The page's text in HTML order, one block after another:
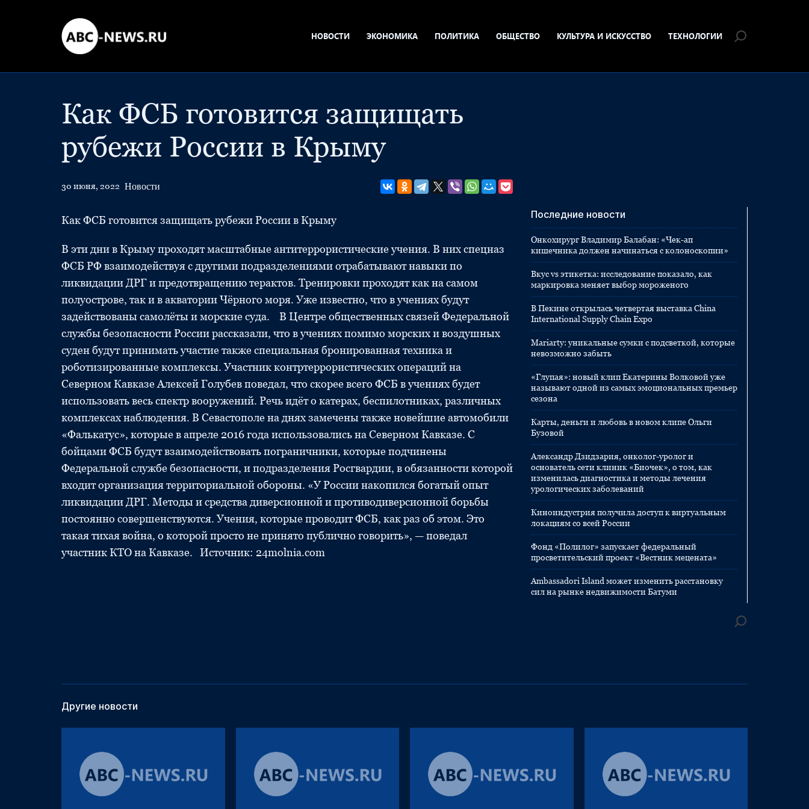
НОВОСТИ ЭКОНОМИКА ПОЛИТИКА ОБЩЕСТВО КУЛЬТУРА И ИСКУССТВО ТЕХНОЛОГИИ
Как ФСБ готовится защищать
рубежи России в Крыму
30 июня, 2022 Новости
Как ФСБ готовится защищать рубежи России в Крыму
В эти дни в Крыму проходят масштабные антитеррористические учения. В них спецназ
ФСБ РФ взаимодействуя с другими подразделениями отрабатывают навыки по
ликвидации ДРГ и предотвращению терактов. Тренировки проходят как на самом
полуострове, так и в акватории Чёрного моря. Уже известно, что в учениях будут
задействованы самолёты и морские суда. В Центре общественных связей Федеральной
службы безопасности России рассказали, что в учениях помимо морских и воздушных
суден будут принимать участие также специальная бронированная техника и
роботизированные комплексы. Участник контртеррористических операций на
Северном Кавказе Алексей Голубев поведал, что скорее всего ФСБ в учениях будет
использовать весь спектр вооружений. Речь идёт о катерах, беспилотниках, различных
комплексах наблюдения. В Севастополе на днях замечены также новейшие автомобили
«Фалькатус», которые в апреле 2016 года использовались на Северном Кавказе. С
бойцами ФСБ будут взаимодействовать пограничники, которые подчинены
Федеральной службе безопасности, и подразделения Росгвардии, в обязанности которой
входит организация территориальной обороны. «У России накопился богатый опыт
ликвидации ДРГ. Методы и средства диверсионной и противодиверсионной борьбы
постоянно совершенствуются. Учения, которые проводит ФСБ, как раз об этом. Это
такая тихая война, о которой просто не принято публично говорить», — поведал
участник КТО на Кавказе. Источник: 24molnia.com
Последние новости
Онкохирург Владимир Балабан: «Чек-ап
кишечника должен начинаться с колоноскопии»
Вкус vs этикетка: исследование показало, как
маркировка меняет выбор мороженого
В Пекине открылась четвертая выставка China
International Supply Chain Expo
Mariarty: уникальные сумки с подсветкой, которые
невозможно забыть
«Глупая»: новый клип Екатерины Волковой уже
называют одной из самых эмоциональных премьер
сезона
Карты, деньги и любовь в новом клипе Ольги
Бузовой
Александр Дзидзария, онколог-уролог и
основатель сети клиник «Биочек», о том, как
изменилась диагностика и методы лечения
урологических заболеваний
Киноиндустрия получила доступ к виртуальным
локациям со всей России
Фонд «Полилог» запускает федеральный
просветительский проект «Вестник мецената»
Ambassadori Island может изменить расстановку
сил на рынке недвижимости Батуми
Другие новости